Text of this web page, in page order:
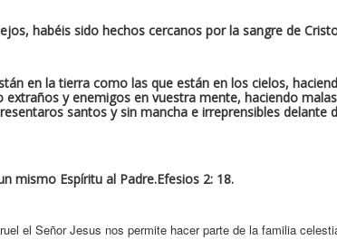
habéis sido hechos cercanos por la sangre de
en la tierra como las que están en los cielos,
y enemigos en vuestra mente, haciendo
santos y sin mancha e irreprensibles delante
mismo Espíritu al Padre.Efesios 2: 18.
el Señor Jesus nos permite hacer parte de la familia